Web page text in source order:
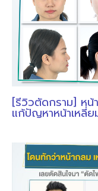
[รีวิวตัดกราม] หน้
แก้ปัญหาหน้าเหลี่ย